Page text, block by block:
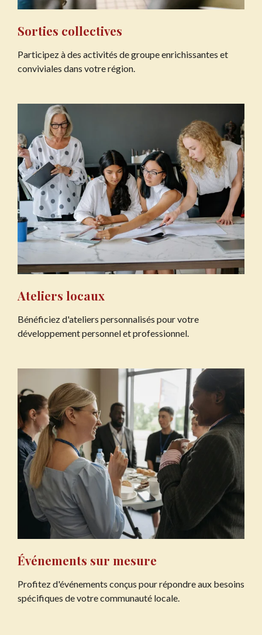
Sorties collectives
Participez à des activités de groupe enrichissantes et
conviviales dans votre région.
Ateliers locaux
Bénéficiez d'ateliers personnalisés pour votre
développement personnel et professionnel.
Événements sur mesure
Profitez d'événements conçus pour répondre aux besoins
spécifiques de votre communauté locale.